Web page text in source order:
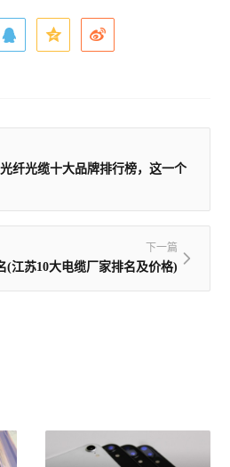
纤光缆十大品牌排行榜，这一个
下一篇
(江苏10大电缆厂家排名及价格)